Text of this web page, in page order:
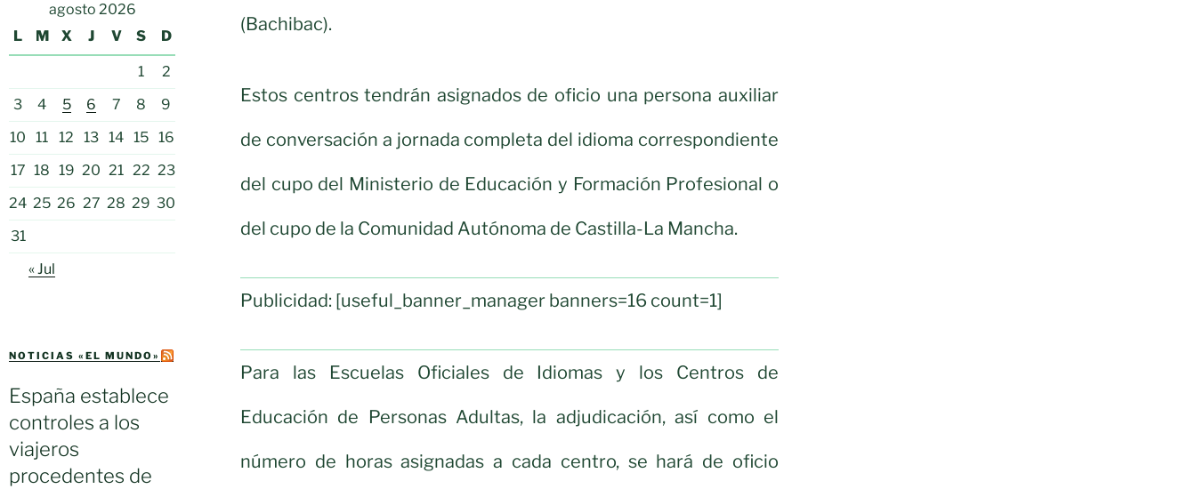
agosto 2026
L
M X J V S D
1
2
3
4 5 6 7 8
9
10
11 12 13 14 15 16
17 18 19 20 21 22 23
24 25 26 27 28 29 30
31
« Jul
NOTICIAS «EL MUNDO»
España establece
controles a los
viajeros
procedentes de
(Bachibac).
Estos centros tendrán asignados de oficio una persona auxiliar
de conversación a jornada completa del idioma correspondiente
del cupo del Ministerio de Educación y Formación Profesional o
del cupo de la Comunidad Autónoma de Castilla-La Mancha.
Publicidad: [useful_banner_manager banners=16 count=1]
Para las Escuelas Oficiales de Idiomas y los Centros de
Educación de Personas Adultas, la adjudicación, así como el
número de horas asignadas a cada centro, se hará de oficio